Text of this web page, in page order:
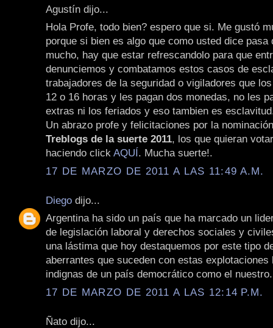
Agustín dijo...
Hola Profe, todo bien? espero que si. Me gustó
porque si bien es algo que como usted dice pasa
mucho, hay que estar refrescandolo para que
denunciemos y combatamos estos casos de
trabajadores de la seguridad o vigiladores que
12 o 16 horas y les pagan dos monedas, no les
extras ni los feriados y eso tambien es
Un abrazo profe y felicitaciones por la
Treblogs de la suerte 2011, los que quieran
haciendo click AQUÍ. Mucha suerte!.
17 DE MARZO DE 2011 A LAS 11:49 A.M.
Diego dijo...
Argentina ha sido un país que ha marcado un
de legislación laboral y derechos sociales y
una lástima que hoy destaquemos por este tipo
aberrantes que suceden con estas explotaciones
indignas de un país democrático como el nuestro.
17 DE MARZO DE 2011 A LAS 12:14 P.M.
Ñato dijo...